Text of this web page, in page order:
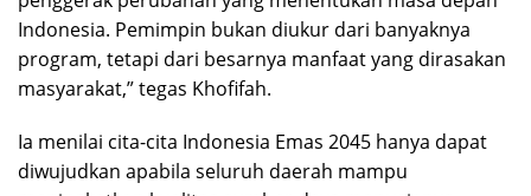
Indonesia. Pemimpin bukan diukur dari banyaknya
program, tetapi dari besarnya manfaat yang dirasakan
masyarakat,” tegas Khofifah.
Ia menilai cita-cita Indonesia Emas 2045 hanya dapat
diwujudkan apabila seluruh daerah mampu